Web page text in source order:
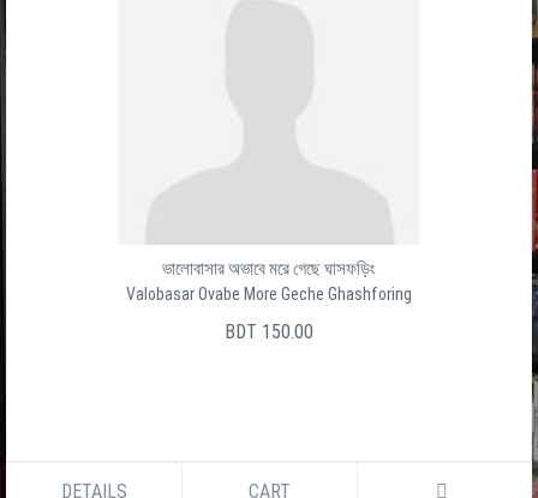
ভালোবাসার অভাবে মরে গেছে ঘাসফড়িং
Valobasar Ovabe More Geche Ghashforing
BDT 150.00
DETAILS CART